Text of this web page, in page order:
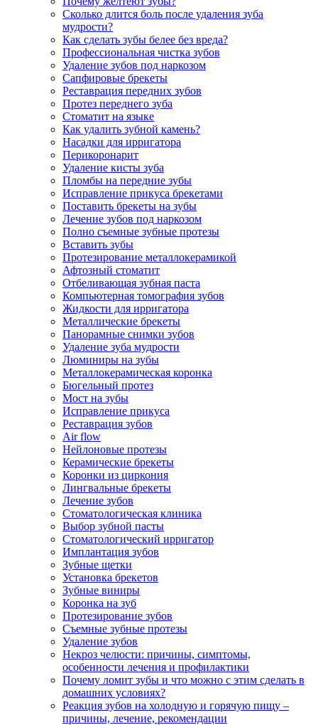
Сколько длится боль после удаления зуба
мудрости?
Как сделать зубы белее без вреда?
Профессиональная чистка зубов
Удаление зубов под наркозом
Сапфировые брекеты
Реставрация передних зубов
Протез переднего зуба
Стоматит на языке
Как удалить зубной камень?
Насадки для ирригатора
Перикоронарит
Удаление кисты зуба
Пломбы на передние зубы
Исправление прикуса брекетами
Поставить брекеты на зубы
Лечение зубов под наркозом
Полно съемные зубные протезы
Вставить зубы
Протезирование металлокерамикой
Афтозный стоматит
Отбеливающая зубная паста
Компьютерная томография зубов
Жидкости для ирригатора
Металлические брекеты
Панорамные снимки зубов
Удаление зуба мудрости
Люминиры на зубы
Металлокерамическая коронка
Бюгельный протез
Мост на зубы
Исправление прикуса
Реставрация зубов
Air flow
Нейлоновые протезы
Керамические брекеты
Коронки из циркония
Лингвальные брекеты
Лечение зубов
Стоматологическая клиника
Выбор зубной пасты
Стоматологический ирригатор
Имплантация зубов
Зубные щетки
Установка брекетов
Зубные виниры
Коронка на зуб
Протезирование зубов
Съемные зубные протезы
Удаление зубов
Некроз челюсти: причины, симптомы,
особенности лечения и профилактики
Почему ломит зубы и что можно с этим сделать в
домашних условиях?
Реакция зубов на холодную и горячую пищу –
причины, лечение, рекомендации